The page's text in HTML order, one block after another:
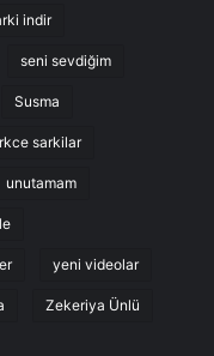
indir
seni sevdiğim
Susma
sarkilar
unutamam
yeni videolar
Zekeriya Ünlü